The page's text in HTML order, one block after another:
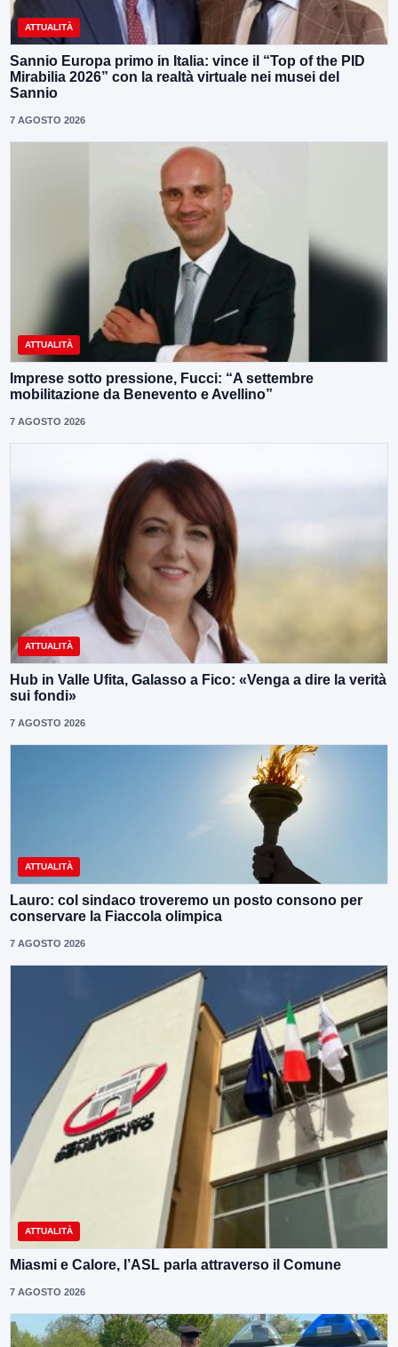
ATTUALITÀ
Sannio Europa primo in Italia: vince il “Top of the PID
Mirabilia 2026” con la realtà virtuale nei musei del
Sannio
7 AGOSTO 2026
ATTUALITÀ
Imprese sotto pressione, Fucci: “A settembre
mobilitazione da Benevento e Avellino”
7 AGOSTO 2026
ATTUALITÀ
Hub in Valle Ufita, Galasso a Fico: «Venga a dire la verità
sui fondi»
7 AGOSTO 2026
ATTUALITÀ
Lauro: col sindaco troveremo un posto consono per
conservare la Fiaccola olimpica
7 AGOSTO 2026
ATTUALITÀ
Miasmi e Calore, l’ASL parla attraverso il Comune
7 AGOSTO 2026